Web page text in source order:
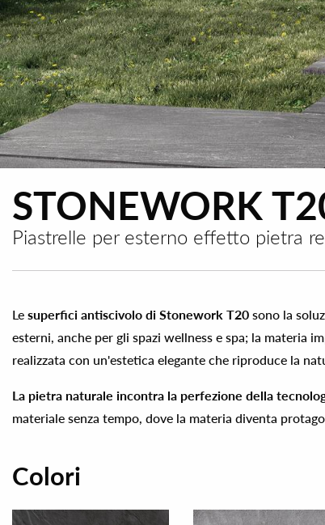
STONEWORK
Piastrelle per esterno effetto pietra
Le superfici antiscivolo di Stonework T20 sono la
esterni, anche per gli spazi wellness e spa; la materia
realizzata con un'estetica elegante che riproduce la
La pietra naturale incontra la perfezione della
materiale senza tempo, dove la materia diventa
Colori